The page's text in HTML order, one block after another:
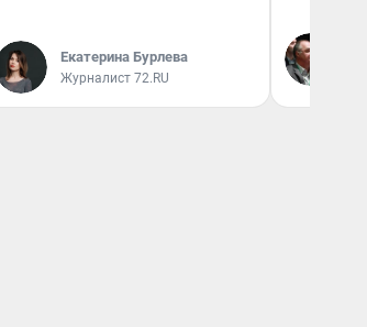
Екатерина Бурлева
Журналист 72.RU